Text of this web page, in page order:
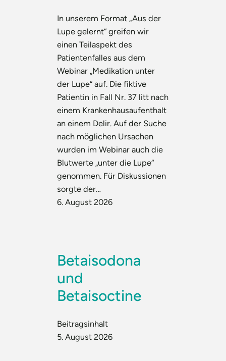
In unserem Format „Aus der
Lupe gelernt“ greifen wir
einen Teilaspekt des
Patientenfalles aus dem
Webinar „Medikation unter
der Lupe“ auf. Die fiktive
Patientin in Fall Nr. 37 litt nach
einem Krankenhausaufenthalt
an einem Delir. Auf der Suche
nach möglichen Ursachen
wurden im Webinar auch die
Blutwerte „unter die Lupe“
genommen. Für Diskussionen
sorgte der…
6. August 2026
Betaisodona
und
Betaisoctine
Beitragsinhalt
5. August 2026